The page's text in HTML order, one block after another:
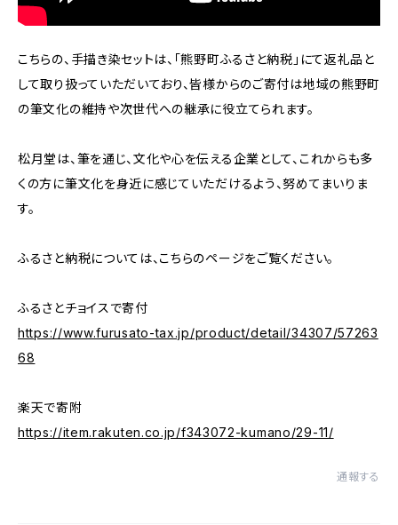
こちらの、手描き染セットは、「熊野町ふるさと納税」にて返礼品と
して取り扱っていただいており、皆様からのご寄付は地域の熊野町
の筆文化の維持や次世代への継承に役立てられます。
松月堂は、筆を通じ、文化や心を伝える企業として、これからも多
くの方に筆文化を身近に感じていただけるよう、努めてまいりま
す。
ふるさと納税については、こちらのページをご覧ください。
ふるさとチョイスで寄付
https://www.furusato-tax.jp/product/detail/34307/57263
68
楽天で寄附
https://item.rakuten.co.jp/f343072-kumano/29-11/
通報する